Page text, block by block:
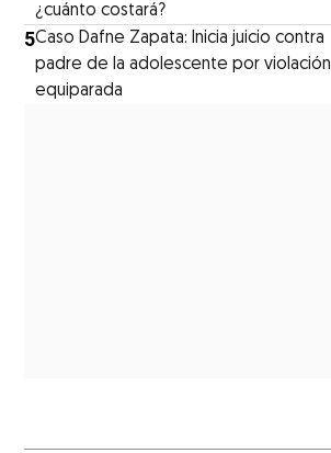
¿cuánto costará?
5Caso Dafne Zapata: Inicia juicio contra
padre de la adolescente por violación
equiparada